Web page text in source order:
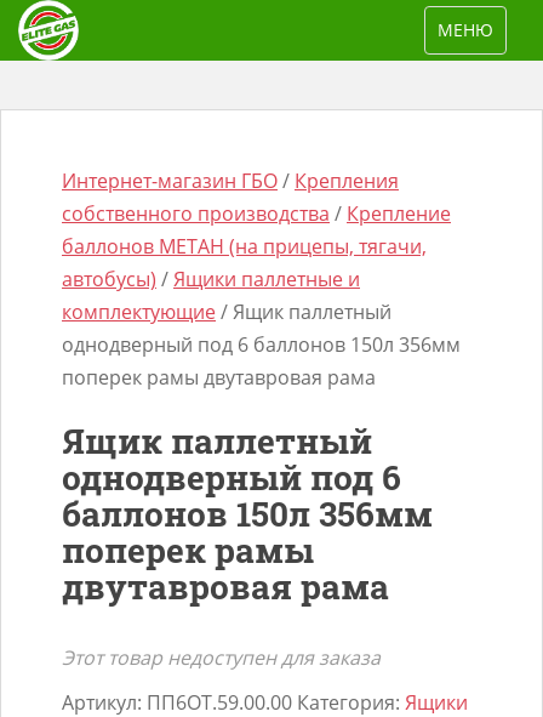
p
TOGGLE
МЕНЮ
Поиск
Интернет-магазин ГБО/ Крепления
собственного производства / Крепление
баллонов МЕТАН (на прицепы, тягачи,
автобусы) /Ящики паллетные и
комплектующие/ Ящик паллетный
однодверный под 6 баллонов 150л 356мм
поперек рамы двутавровая рама
Ящик паллетный
однодверный под 6
баллонов 150л 356мм
поперек рамы
двутавровая рама
Этот товар недоступен для заказа
Артикул: ПП6ОТ.59.00.00 Категория: Ящики